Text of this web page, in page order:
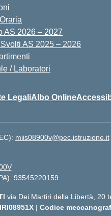
AS 2026 – 2027
AS 2025 – 2026
/ Laboratori
LegaliAlbo Online
miis08900v@pec.istruzione.it
93545220159
via Dei Martiri della Libertà, 20
| Codice